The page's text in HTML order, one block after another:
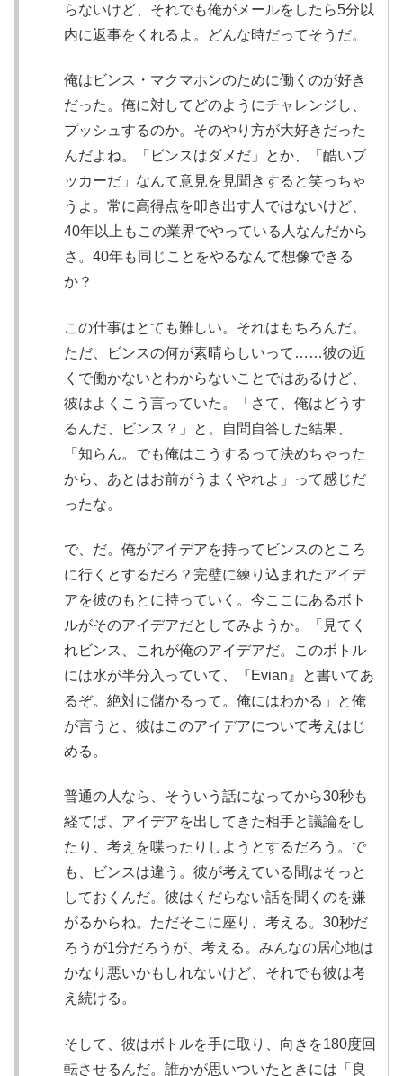
らないけど、それでも俺がメールをしたら5分以
内に返事をくれるよ。どんな時だってそうだ。
俺はビンス・マクマホンのために働くのが好き
だった。俺に対してどのようにチャレンジし、
プッシュするのか。そのやり方が大好きだった
んだよね。「ビンスはダメだ」とか、「酷いブ
ッカーだ」なんて意見を見聞きすると笑っちゃ
うよ。常に高得点を叩き出す人ではないけど、
40年以上もこの業界でやっている人なんだから
さ。40年も同じことをやるなんて想像できる
か？
この仕事はとても難しい。それはもちろんだ。
ただ、ビンスの何が素晴らしいって……彼の近
くで働かないとわからないことではあるけど、
彼はよくこう言っていた。「さて、俺はどうす
るんだ、ビンス？」と。自問自答した結果、
「知らん。でも俺はこうするって決めちゃった
から、あとはお前がうまくやれよ」って感じだ
ったな。
で、だ。俺がアイデアを持ってビンスのところ
に行くとするだろ？完璧に練り込まれたアイデ
アを彼のもとに持っていく。今ここにあるボト
ルがそのアイデアだとしてみようか。「見てく
れビンス、これが俺のアイデアだ。このボトル
には水が半分入っていて、『Evian』と書いてあ
るぞ。絶対に儲かるって。俺にはわかる」と俺
が言うと、彼はこのアイデアについて考えはじ
める。
普通の人なら、そういう話になってから30秒も
経てば、アイデアを出してきた相手と議論をし
たり、考えを喋ったりしようとするだろう。で
も、ビンスは違う。彼が考えている間はそっと
しておくんだ。彼はくだらない話を聞くのを嫌
がるからね。ただそこに座り、考える。30秒だ
ろうが1分だろうが、考える。みんなの居心地は
かなり悪いかもしれないけど、それでも彼は考
え続ける。
そして、彼はボトルを手に取り、向きを180度回
転させるんだ。誰かが思いついたときには「良